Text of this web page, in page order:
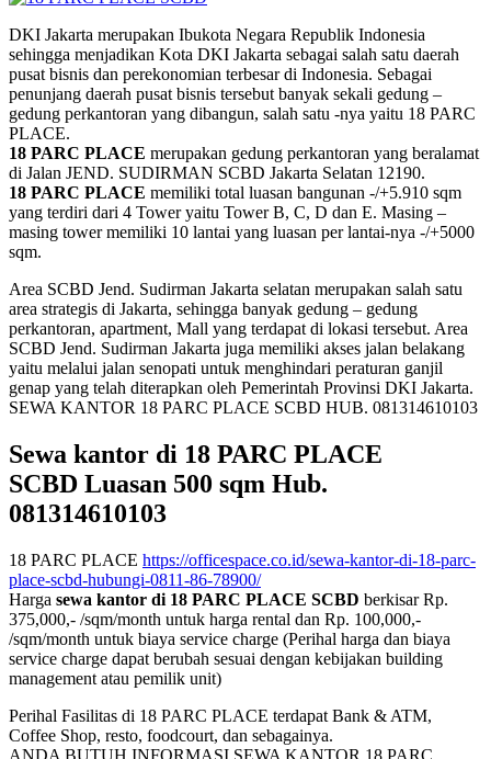
DKI Jakarta merupakan Ibukota Negara Republik Indonesia
sehingga menjadikan Kota DKI Jakarta sebagai salah satu daerah
pusat bisnis dan perekonomian terbesar di Indonesia. Sebagai
penunjang daerah pusat bisnis tersebut banyak sekali gedung –
gedung perkantoran yang dibangun, salah satu -nya yaitu 18 PARC
PLACE.
18 PARC PLACE merupakan gedung perkantoran yang beralamat
di Jalan JEND. SUDIRMAN SCBD Jakarta Selatan 12190.
18 PARC PLACE memiliki total luasan bangunan -/+5.910 sqm
yang terdiri dari 4 Tower yaitu Tower B, C, D dan E. Masing –
masing tower memiliki 10 lantai yang luasan per lantai-nya -/+5000
sqm.
Area SCBD Jend. Sudirman Jakarta selatan merupakan salah satu
area strategis di Jakarta, sehingga banyak gedung – gedung
perkantoran, apartment, Mall yang terdapat di lokasi tersebut. Area
SCBD Jend. Sudirman Jakarta juga memiliki akses jalan belakang
yaitu melalui jalan senopati untuk menghindari peraturan ganjil
genap yang telah diterapkan oleh Pemerintah Provinsi DKI Jakarta.
SEWA KANTOR 18 PARC PLACE SCBD HUB. 081314610103
Sewa kantor di 18 PARC PLACE
SCBD Luasan 500 sqm Hub.
081314610103
18 PARC PLACE https://officespace.co.id/sewa-kantor-di-18-parc-
place-scbd-hubungi-0811-86-78900/
Harga sewa kantor di 18 PARC PLACE SCBD berkisar Rp.
375,000,- /sqm/month untuk harga rental dan Rp. 100,000,-
/sqm/month untuk biaya service charge (Perihal harga dan biaya
service charge dapat berubah sesuai dengan kebijakan building
management atau pemilik unit)
Perihal Fasilitas di 18 PARC PLACE terdapat Bank & ATM,
Coffee Shop, resto, foodcourt, dan sebagainya.
ANDA BUTUH INFORMASI SEWA KANTOR 18 PARC